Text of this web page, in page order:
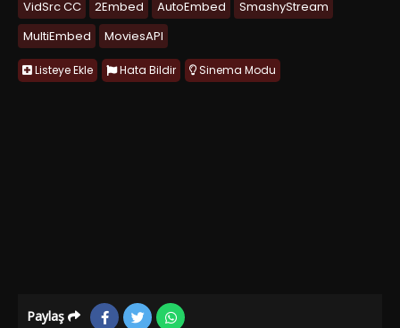
VidSrc CC
2Embed AutoEmbed
SmashyStream
MultiEmbed
MoviesAPI
Listeye Ekle Hata Bildir Sinema Modu
Paylaş